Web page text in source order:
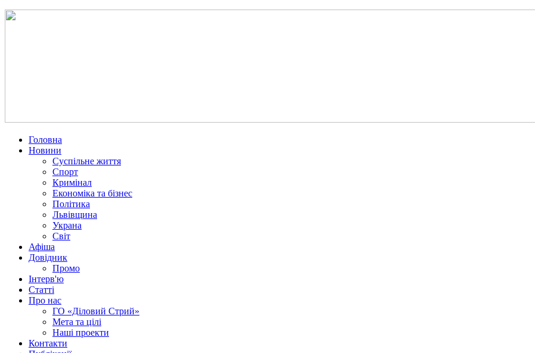
Головна
Новини
Суспільне життя
Спорт
Кримінал
Економіка та бізнес
Політика
Львівщина
Украна
Світ
Афіша
Довідник
Промо
Інтерв'ю
Статті
Про нас
ГО «Діловий Стрий»
Мета та цілі
Наші проекти
Контакти